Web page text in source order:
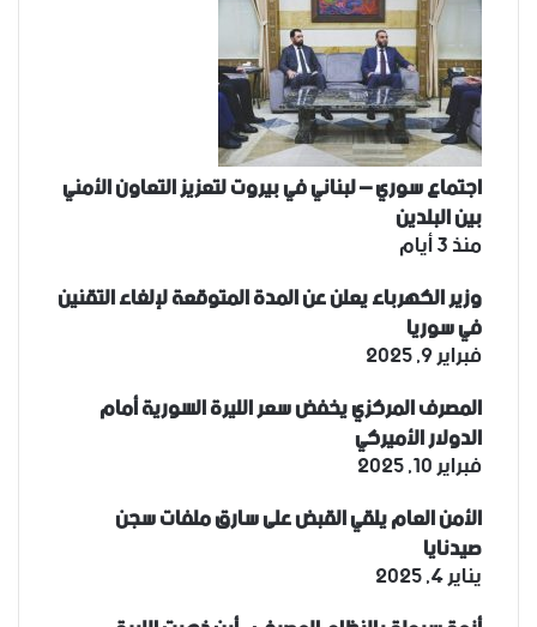
اجتماع سوري – لبناني في بيروت لتعزيز التعاون ‏الأمني
‏بين البلدين
منذ 3 أيام
وزير الكهرباء يعلن عن المدة المتوقعة لإلغاء التقنين
في سوريا
فبراير 9, 2025
المصرف المركزي يخفض سعر الليرة السورية أمام
الدولار الأميركي
فبراير 10, 2025
الأمن العام يلقي القبض على سارق ملفات سجن
صيدنايا
يناير 4, 2025